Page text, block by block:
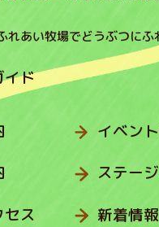
ふれあい牧場でどうぶつにふ
イド
ス
イベン
ステー
新着情報